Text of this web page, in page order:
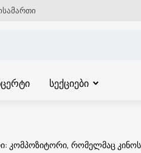
სექციები
კომპოზიტორი, რომელმაც